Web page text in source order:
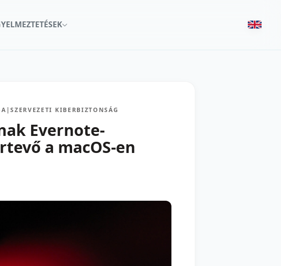
|SZERVEZETI KIBERBIZTONSÁG
Evernote-
a macOS-en